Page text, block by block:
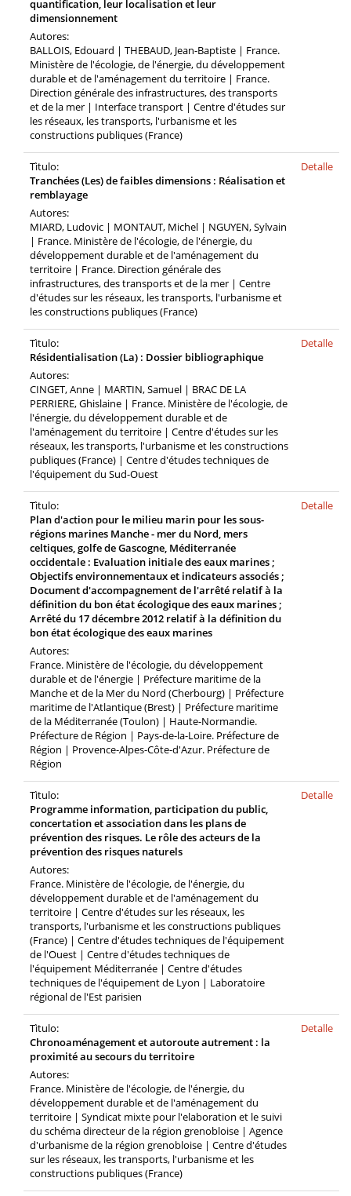
quantification, leur localisation et leur
dimensionnement
Autores:
BALLOIS, Edouard | THEBAUD, Jean-Baptiste | France.
Ministère de l'écologie, de l'énergie, du développement
durable et de l'aménagement du territoire | France.
Direction générale des infrastructures, des transports
et de la mer | Interface transport | Centre d'études sur
les réseaux, les transports, l'urbanisme et les
constructions publiques (France)
Tìtulo:
Tranchées (Les) de faibles dimensions : Réalisation et
remblayage
Autores:
MIARD, Ludovic | MONTAUT, Michel | NGUYEN, Sylvain
| France. Ministère de l'écologie, de l'énergie, du
développement durable et de l'aménagement du
territoire | France. Direction générale des
infrastructures, des transports et de la mer | Centre
d'études sur les réseaux, les transports, l'urbanisme et
les constructions publiques (France)
Detalle
Tìtulo:
Résidentialisation (La) : Dossier bibliographique
Autores:
CINGET, Anne | MARTIN, Samuel | BRAC DE LA
PERRIERE, Ghislaine | France. Ministère de l'écologie, de
l'énergie, du développement durable et de
l'aménagement du territoire | Centre d'études sur les
réseaux, les transports, l'urbanisme et les constructions
publiques (France) | Centre d'études techniques de
l'équipement du Sud-Ouest
Detalle
Tìtulo:
Plan d'action pour le milieu marin pour les sous-
régions marines Manche - mer du Nord, mers
celtiques, golfe de Gascogne, Méditerranée
occidentale : Evaluation initiale des eaux marines ;
Objectifs environnementaux et indicateurs associés ;
Document d'accompagnement de l'arrêté relatif à la
définition du bon état écologique des eaux marines ;
Arrêté du 17 décembre 2012 relatif à la définition du
bon état écologique des eaux marines
Autores:
France. Ministère de l'écologie, du développement
durable et de l'énergie | Préfecture maritime de la
Manche et de la Mer du Nord (Cherbourg) | Préfecture
maritime de l'Atlantique (Brest) | Préfecture maritime
de la Méditerranée (Toulon) | Haute-Normandie.
Préfecture de Région | Pays-de-la-Loire. Préfecture de
Région | Provence-Alpes-Côte-d'Azur. Préfecture de
Région
Detalle
Tìtulo:
Programme information, participation du public,
concertation et association dans les plans de
prévention des risques. Le rôle des acteurs de la
prévention des risques naturels
Autores:
France. Ministère de l'écologie, de l'énergie, du
développement durable et de l'aménagement du
territoire | Centre d'études sur les réseaux, les
transports, l'urbanisme et les constructions publiques
(France) | Centre d'études techniques de l'équipement
de l'Ouest | Centre d'études techniques de
l'équipement Méditerranée | Centre d'études
techniques de l'équipement de Lyon | Laboratoire
régional de l'Est parisien
Detalle
Tìtulo:
Chronoaménagement et autoroute autrement : la
proximité au secours du territoire
Autores:
France. Ministère de l'écologie, de l'énergie, du
développement durable et de l'aménagement du
territoire | Syndicat mixte pour l'elaboration et le suivi
du schéma directeur de la région grenobloise | Agence
d'urbanisme de la région grenobloise | Centre d'études
sur les réseaux, les transports, l'urbanisme et les
constructions publiques (France)
Detalle